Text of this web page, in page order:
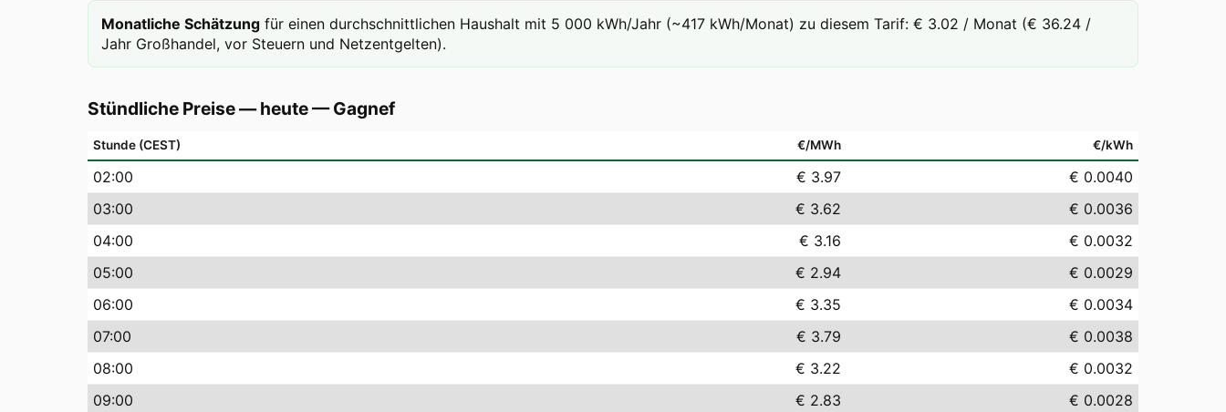
Monatliche Schätzung für einen durchschnittlichen Haushalt mit 5 000 kWh/Jahr (~417 kWh/Monat) zu diesem Tarif: € 3.02 / Monat (€ 36.24 /
Jahr Großhandel, vor Steuern und Netzentgelten).
Stündliche Preise — heute—Gagnef
Stunde (CEST) €/MWh €/kWh
02:00 € 3.97
€ 0.0040
03:00 € 3.62
€ 0.0036
04:00 € 3.16
€ 0.0032
05:00 € 2.94
€ 0.0029
06:00 € 3.35
€ 0.0034
07:00 € 3.79
€ 0.0038
08:00 € 3.22
€ 0.0032
09:00 € 2.83
€ 0.0028